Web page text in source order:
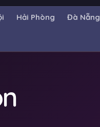
Hải Phòng Đà Nẵng